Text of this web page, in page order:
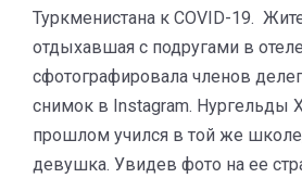
Туркменистана к COVID-19.
отдыхавшая с подругами в
сфотографировала членов
снимок в Instagram. Нургельды
прошлом учился в той же школе,
девушка. Увидев фото на ее